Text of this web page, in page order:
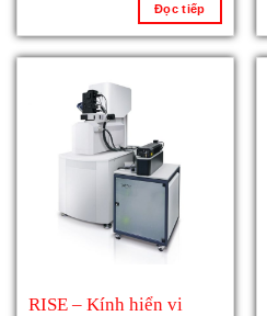
Đọc tiếp
RISE – Kính hiển vi